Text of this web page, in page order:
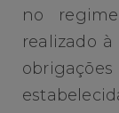
no
realizado